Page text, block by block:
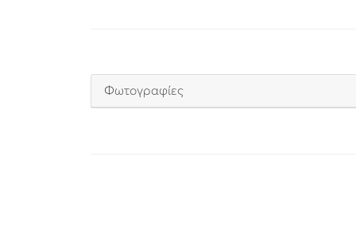
Φωτογραφίες